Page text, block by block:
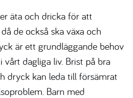
äta och dricka för att
de också ska växa och
är ett grundläggande behov
dagliga liv. Brist på bra
dryck kan leda till försämrat
Barn med